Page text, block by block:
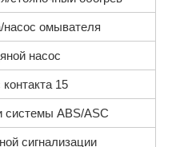
насос омывателя
насос
15
системы ABS/ASC
сигнализации